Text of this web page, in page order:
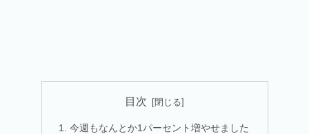
目次
今週もなんとか1パーセント増やせました